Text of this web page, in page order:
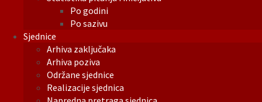
Po godini
Po sazivu
Sjednice
Arhiva zaključaka
Arhiva poziva
Održane sjednice
Realizacije sjednica